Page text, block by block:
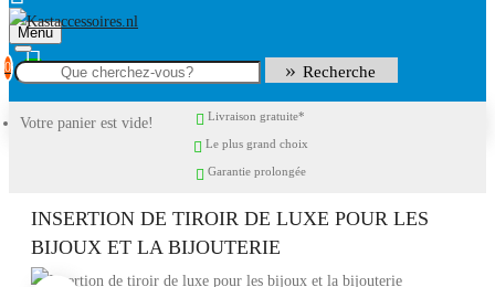
Menu
0
Votre panier est vide!
Recherche
Livraison gratuite*
Le plus grand choix
Garantie prolongée
INSERTION DE TIROIR DE LUXE POUR LES
BIJOUX ET LA BIJOUTERIE